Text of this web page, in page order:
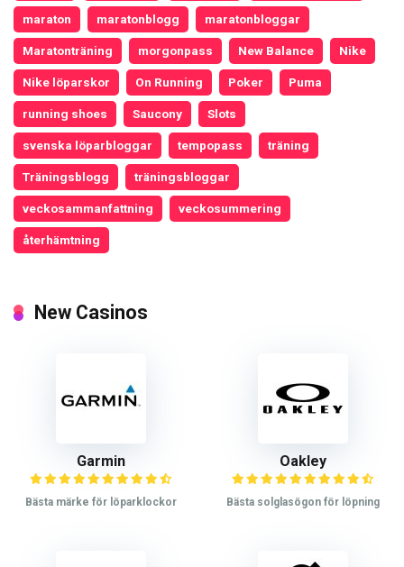
maraton maratonblogg maratonbloggar
Maratonträning morgonpass New Balance Nike
Nike löparskor On Running Poker Puma
running shoes Saucony Slots
svenska löparbloggar tempopass träning
Träningsblogg träningsbloggar
veckosammanfattning veckosummering
återhämtning
New Casinos
Garmin
Bästa märke för löparklockor
Oakley
Bästa solglasögon för löpning